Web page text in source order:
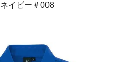
ネイビー＃008